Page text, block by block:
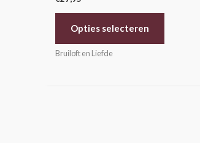
Opties selecteren
Bruiloft en Liefde